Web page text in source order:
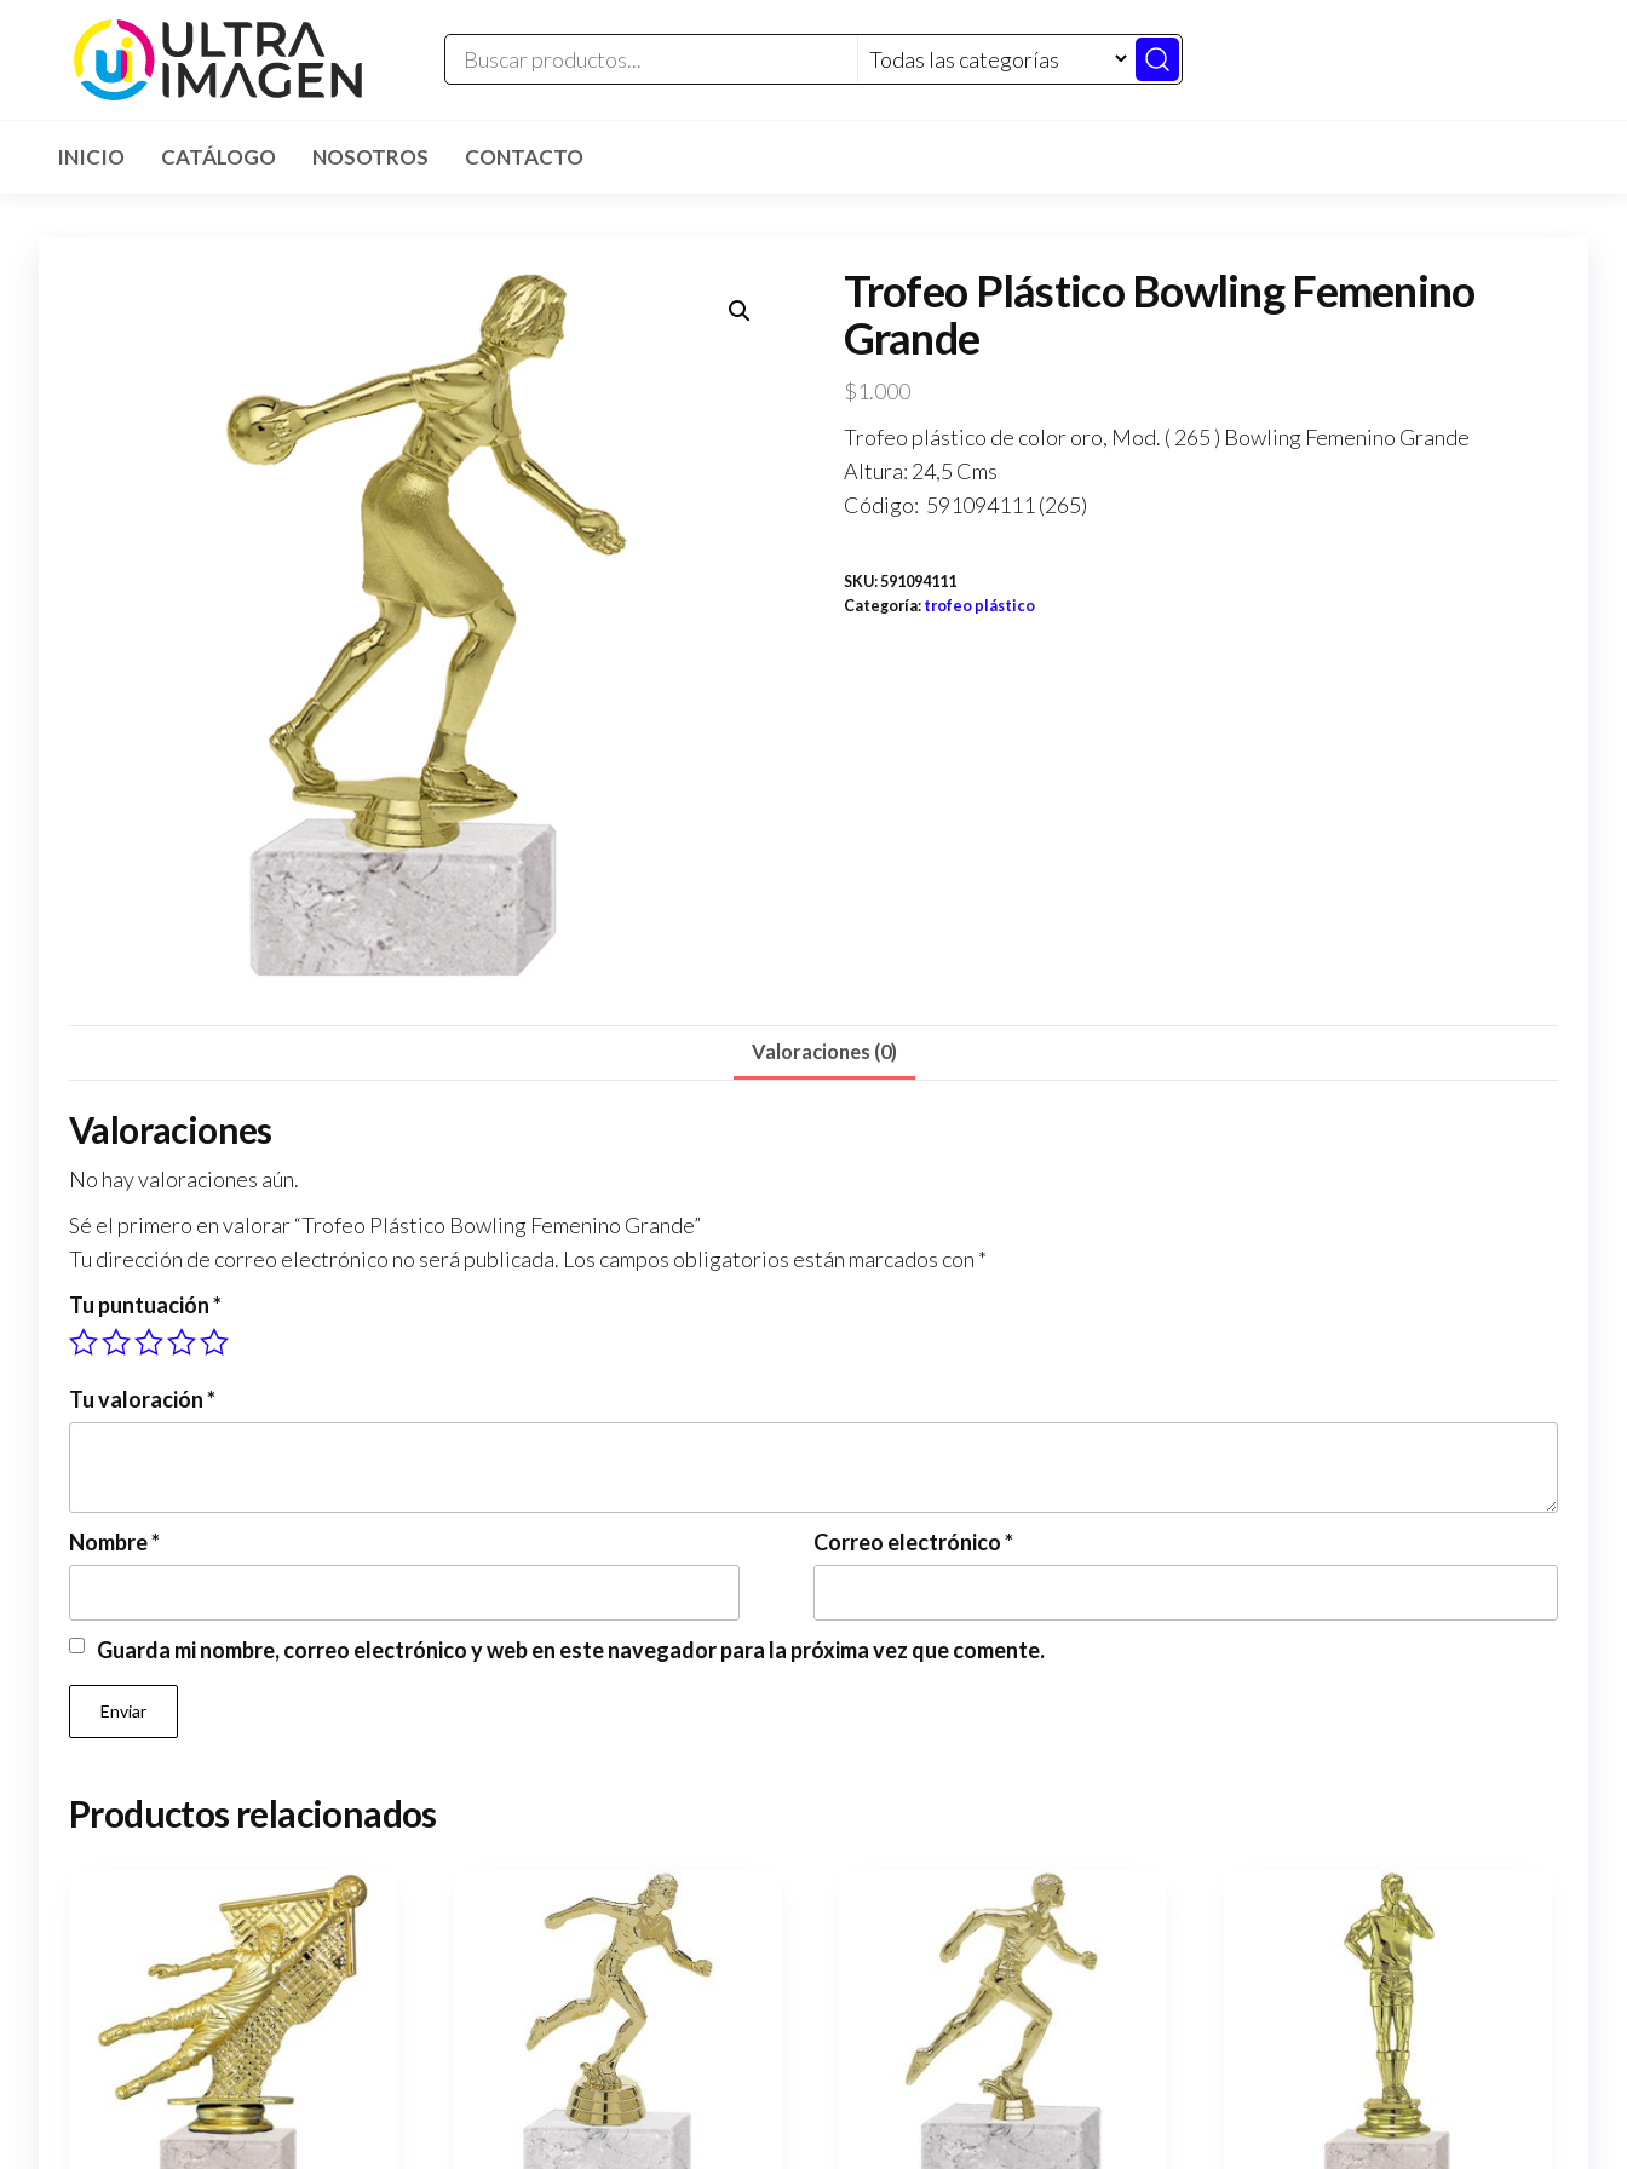
INICIO CATÁLOGO NOSOTROS CONTACTO
Trofeo Plástico Bowling Femenino
Grande
$1.000
Trofeo plástico de color oro, Mod. ( 265 ) Bowling Femenino Grande
Altura: 24,5 Cms
Código: 591094111 (265)
SKU:591094111
Categoría: trofeo plástico
Valoraciones (0)
Valoraciones
No hay valoraciones aún.
Sé el primero en valorar “Trofeo Plástico Bowling Femenino Grande”
Tu dirección de correo electrónico no será publicada. Los campos obligatorios están marcados con *
Tu puntuación*
Tu valoración*
Nombre* Correo electrónico*
Guarda mi nombre, correo electrónico y web en este navegador para la próxima vez que comente.
Productos relacionados